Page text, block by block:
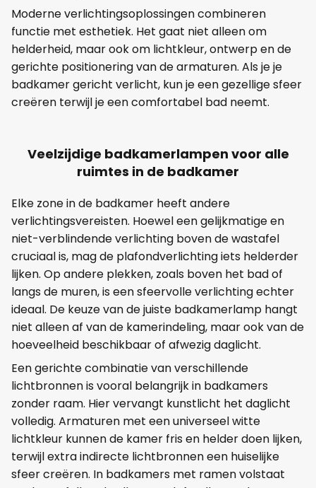
Moderne verlichtingsoplossingen combineren
functie met esthetiek. Het gaat niet alleen om
helderheid, maar ook om lichtkleur, ontwerp en de
gerichte positionering van de armaturen. Als je je
badkamer gericht verlicht, kun je een gezellige sfeer
creëren terwijl je een comfortabel bad neemt.
Veelzijdige badkamerlampen voor alle
ruimtes in de badkamer
Elke zone in de badkamer heeft andere
verlichtingsvereisten. Hoewel een gelijkmatige en
niet-verblindende verlichting boven de wastafel
cruciaal is, mag de plafondverlichting iets helderder
lijken. Op andere plekken, zoals boven het bad of
langs de muren, is een sfeervolle verlichting echter
ideaal. De keuze van de juiste badkamerlamp hangt
niet alleen af van de kamerindeling, maar ook van de
hoeveelheid beschikbaar of afwezig daglicht.
Een gerichte combinatie van verschillende
lichtbronnen is vooral belangrijk in badkamers
zonder raam. Hier vervangt kunstlicht het daglicht
volledig. Armaturen met een universeel witte
lichtkleur kunnen de kamer fris en helder doen lijken,
terwijl extra indirecte lichtbronnen een huiselijke
sfeer creëren. In badkamers met ramen volstaat